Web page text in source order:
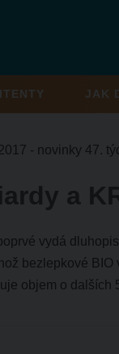
JAK
- novinky 47.
a
vydá
bezlepkové
objem o